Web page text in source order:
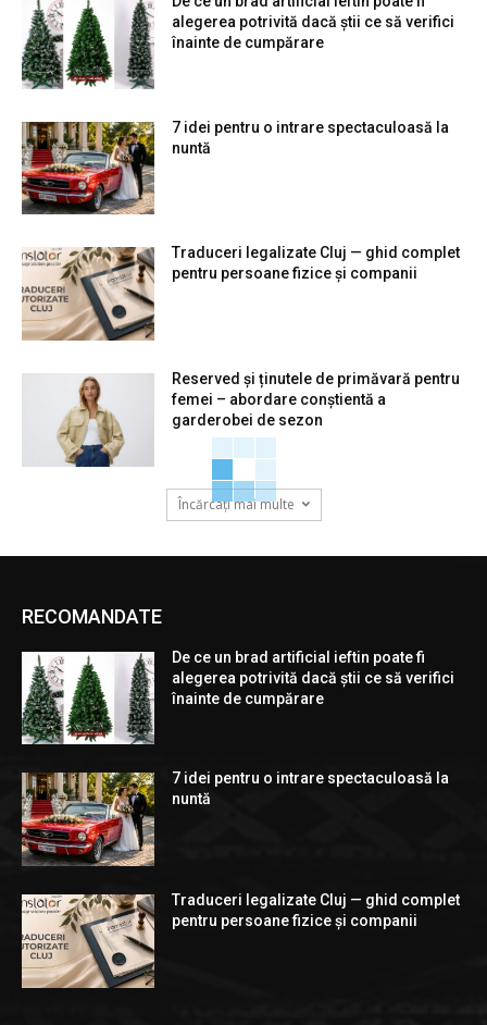
alegerea potrivită dacă știi ce să verifici
înainte de cumpărare
7 idei pentru o intrare spectaculoasă la
nuntă
Traduceri legalizate Cluj — ghid complet
pentru persoane fizice și companii
Reserved și ținutele de primăvară pentru
femei – abordare conștientă a
garderobei de sezon
Încărcați mai multe
RECOMANDATE
De ce un brad artificial ieftin poate fi
alegerea potrivită dacă știi ce să verifici
înainte de cumpărare
7 idei pentru o intrare spectaculoasă la
nuntă
Traduceri legalizate Cluj — ghid complet
pentru persoane fizice și companii